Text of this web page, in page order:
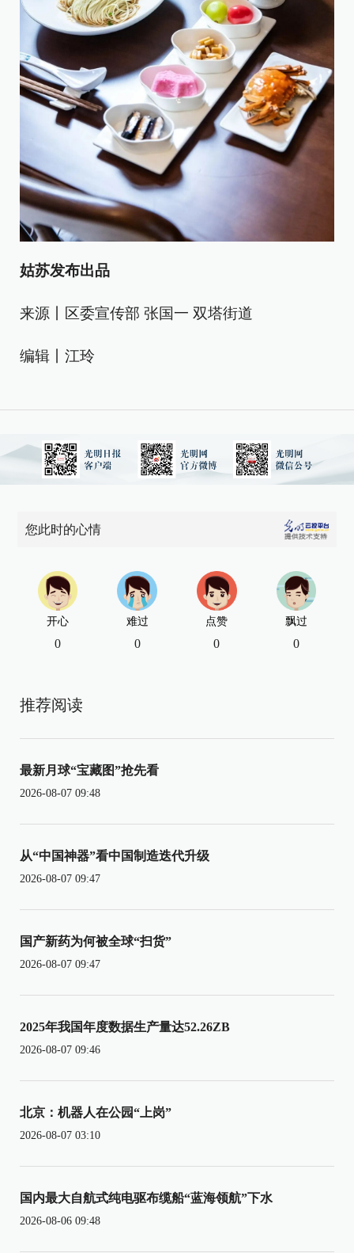
姑苏发布出品
来源丨区委宣传部 张国一 双塔街道
编辑丨江玲
您此时的心情
开心
0
难过
0
点赞
0
飘过
0
推荐阅读
最新月球“宝藏图”抢先看
2026-08-07 09:48
从“中国神器”看中国制造迭代升级
2026-08-07 09:47
国产新药为何被全球“扫货”
2026-08-07 09:47
2025年我国年度数据生产量达52.26ZB
2026-08-07 09:46
北京：机器人在公园“上岗”
2026-08-07 03:10
国内最大自航式纯电驱布缆船“蓝海领航”下水
2026-08-06 09:48